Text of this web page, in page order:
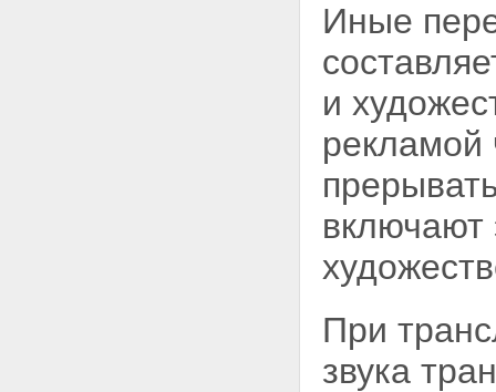
Иные
и
рекламой
включают
При
звука